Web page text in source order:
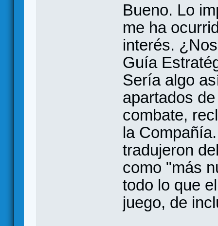
Bueno. Lo
me ha
interés.
Guía
Sería algo
apartados
combate,
la
tradujeron
como "más
todo lo que
juego, de